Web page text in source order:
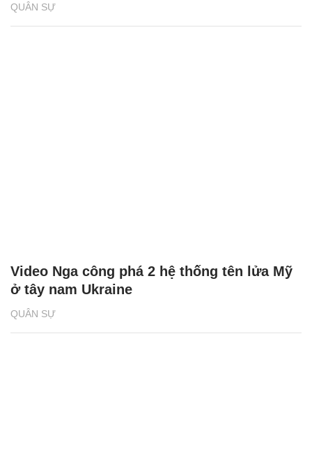
QUÂN SỰ
QUÂN SỰ
Video Nga công phá 2 hệ thống tên lửa Mỹ
ở tây nam Ukraine